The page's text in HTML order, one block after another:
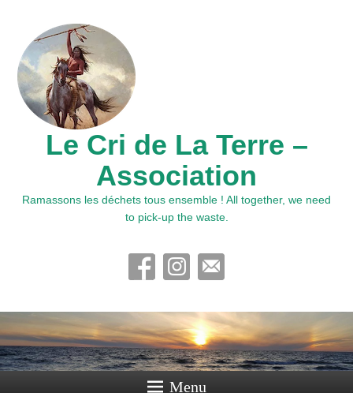
Le Cri de La Terre –
Association
Ramassons les déchets tous ensemble ! All together, we need
to pick-up the waste.
Menu